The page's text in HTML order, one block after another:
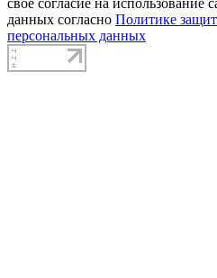
данных согласно Политике
персональных данных